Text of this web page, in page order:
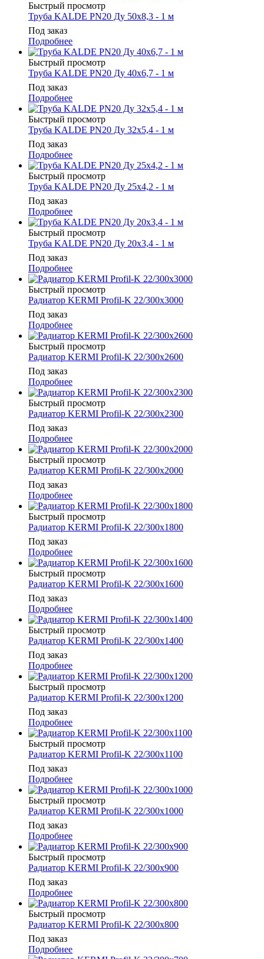
Быстрый просмотр
Труба KALDE PN20 Ду 50х8,3 - 1 м
Под заказ
Подробнее
Быстрый просмотр
Труба KALDE PN20 Ду 40х6,7 - 1 м
Под заказ
Подробнее
Быстрый просмотр
Труба KALDE PN20 Ду 32х5,4 - 1 м
Под заказ
Подробнее
Быстрый просмотр
Труба KALDE PN20 Ду 25х4,2 - 1 м
Под заказ
Подробнее
Быстрый просмотр
Труба KALDE PN20 Ду 20х3,4 - 1 м
Под заказ
Подробнее
Быстрый просмотр
Радиатор KERMI Profil-K 22/300x3000
Под заказ
Подробнее
Быстрый просмотр
Радиатор KERMI Profil-K 22/300x2600
Под заказ
Подробнее
Быстрый просмотр
Радиатор KERMI Profil-K 22/300x2300
Под заказ
Подробнее
Быстрый просмотр
Радиатор KERMI Profil-K 22/300x2000
Под заказ
Подробнее
Быстрый просмотр
Радиатор KERMI Profil-K 22/300x1800
Под заказ
Подробнее
Быстрый просмотр
Радиатор KERMI Profil-K 22/300x1600
Под заказ
Подробнее
Быстрый просмотр
Радиатор KERMI Profil-K 22/300x1400
Под заказ
Подробнее
Быстрый просмотр
Радиатор KERMI Profil-K 22/300x1200
Под заказ
Подробнее
Быстрый просмотр
Радиатор KERMI Profil-K 22/300x1100
Под заказ
Подробнее
Быстрый просмотр
Радиатор KERMI Profil-K 22/300x1000
Под заказ
Подробнее
Быстрый просмотр
Радиатор KERMI Profil-K 22/300x900
Под заказ
Подробнее
Быстрый просмотр
Радиатор KERMI Profil-K 22/300x800
Под заказ
Подробнее